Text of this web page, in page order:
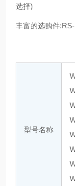
选择)
丰富的选购件
型号名称